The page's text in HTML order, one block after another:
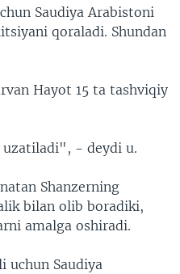
Saudiya Arabistoni
qoraladi. Shundan
Hayot 15 ta tashviqiy
uzatiladi", - deydi u.
Shanzerning
bilan olib boradiki,
amalga oshiradi.
uchun Saudiya